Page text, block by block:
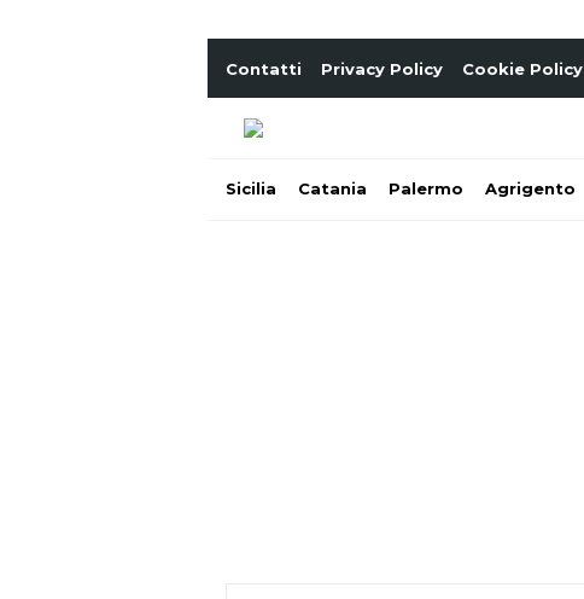
Contatti Privacy Policy Cookie Policy
Sicilia Catania Palermo Agrigento